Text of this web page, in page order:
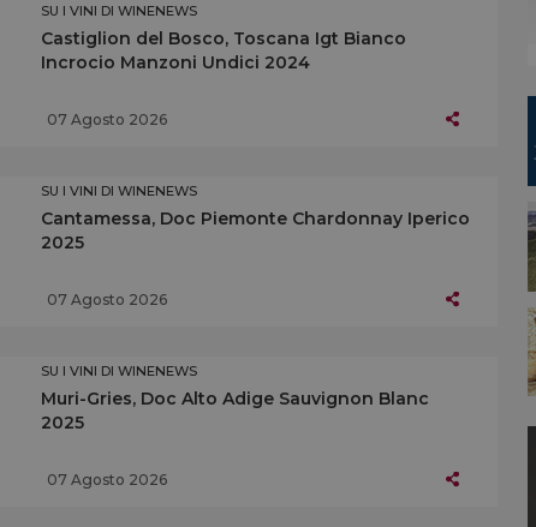
SU I VINI DI WINENEWS
Castiglion del Bosco, Toscana Igt Bianco
Incrocio Manzoni Undici 2024
07 Agosto 2026
SU I VINI DI WINENEWS
Cantamessa, Doc Piemonte Chardonnay Iperico
2025
07 Agosto 2026
SU I VINI DI WINENEWS
Muri-Gries, Doc Alto Adige Sauvignon Blanc
2025
07 Agosto 2026